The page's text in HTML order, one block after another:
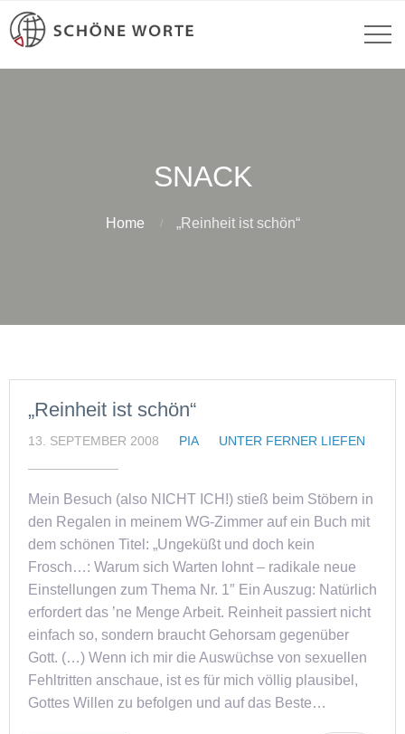
SNACK
Home „Reinheit ist schön“
„Reinheit ist schön“
13. SEPTEMBER 2008 PIA UNTER FERNER LIEFEN
Mein Besuch (also NICHT ICH!) stieß beim Stöbern in
den Regalen in meinem WG-Zimmer auf ein Buch mit
dem schönen Titel: „Ungeküßt und doch kein
Frosch…: Warum sich Warten lohnt – radikale neue
Einstellungen zum Thema Nr. 1″ Ein Auszug: Natürlich
erfordert das ’ne Menge Arbeit. Reinheit passiert nicht
einfach so, sondern braucht Gehorsam gegenüber
Gott. (…) Wenn ich mir die Auswüchse von sexuellen
Fehltritten anschaue, ist es für mich völlig plausibel,
Gottes Willen zu befolgen und auf das Beste…